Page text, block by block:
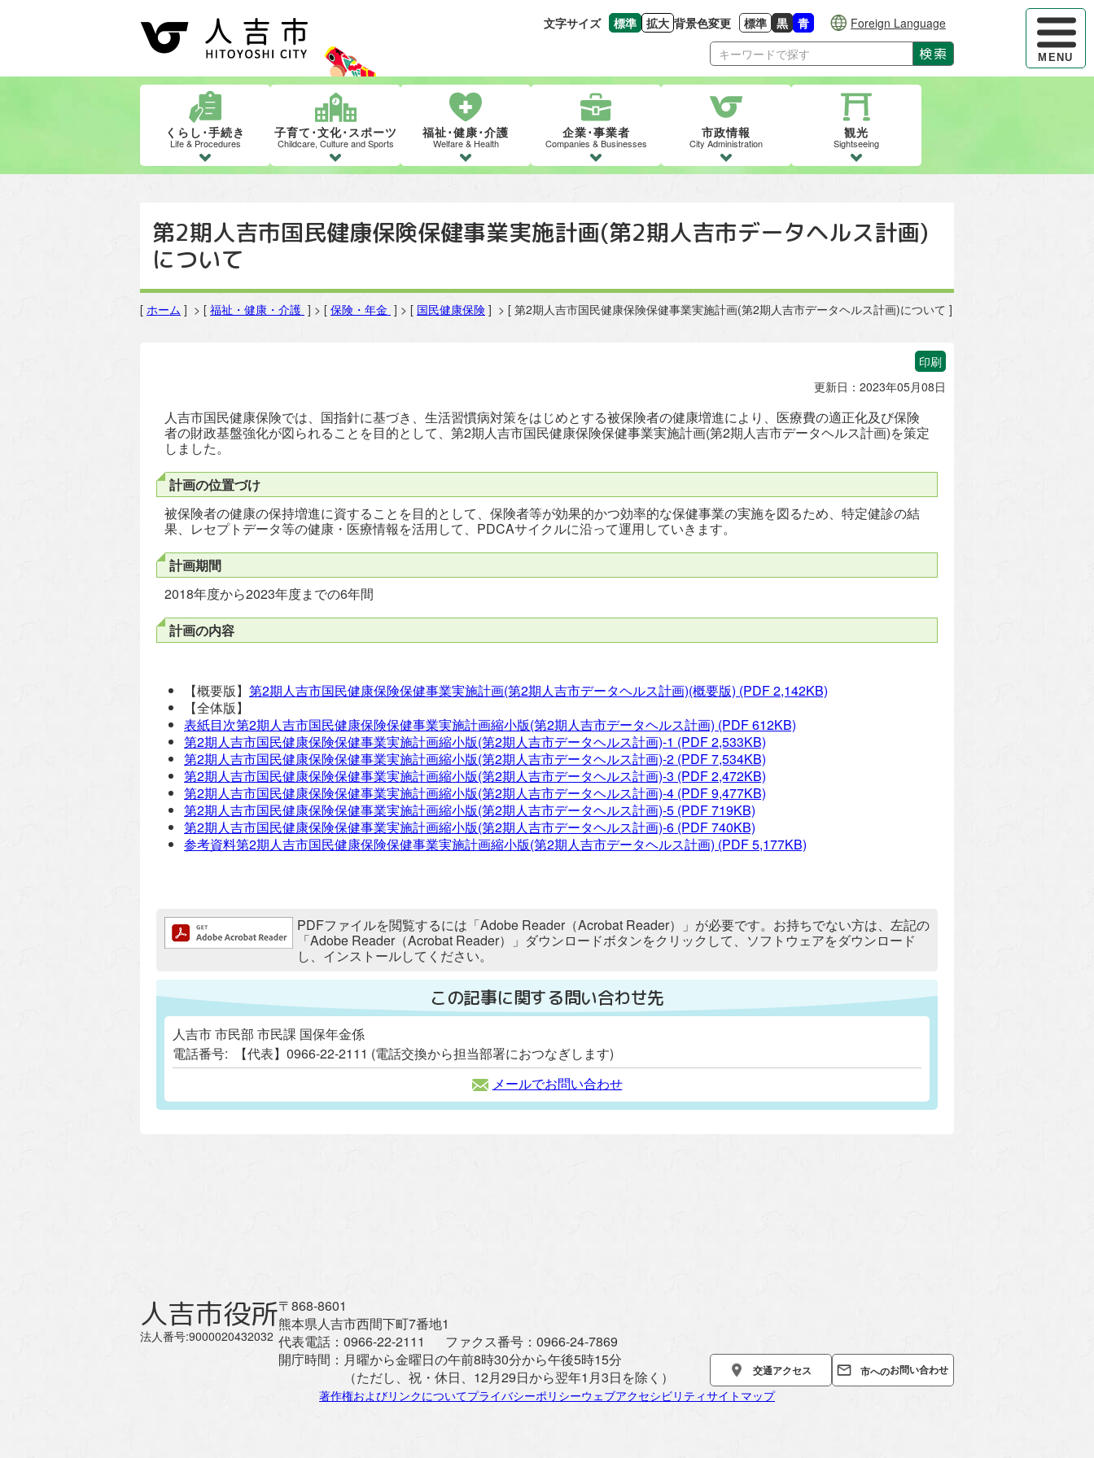
ハンバー
MENU
文字サイズ 標準
文字の大きさをもとの大きさに戻す
拡大
文字を大きくする
背景色変更 標準
背景色の変更：白
黒
背景色の変更：黒
青
背景色の変更：青
Foreign Language
検索
くらし･手続き
Life & Procedures
子育て･文化･スポーツ
Childcare, Culture and Sports
福祉･健康･介護
Welfare & Health
企業･事業者
Companies & Businesses
市政情報
City Administration
観光
Sightseeing
第2期人吉市国民健康保険保健事業実施計画(第2期人吉市データヘルス計画)
について
[ ホーム ] > [ 福祉・健康・介護 ] > [ 保険・年金 ] > [ 国民健康保険 ] > [ 第2期人吉市国民健康保険保健事業実施計画(第2期人吉市データヘルス計画)について ]
印刷
更新日：2023年05月08日
人吉市国民健康保険では、国指針に基づき、生活習慣病対策をはじめとする被保険者の健康増進により、医療費の適正化及び保険
者の財政基盤強化が図られることを目的として、第2期人吉市国民健康保険保健事業実施計画(第2期人吉市データヘルス計画)を策定
しました。
計画の位置づけ
被保険者の健康の保持増進に資することを目的として、保険者等が効果的かつ効率的な保健事業の実施を図るため、特定健診の結
果、レセプトデータ等の健康・医療情報を活用して、PDCAサイクルに沿って運用していきます。
計画期間
2018年度から2023年度までの6年間
計画の内容
【概要版】 第2期人吉市国民健康保険保健事業実施計画(第2期人吉市データヘルス計画)(概要版) (PDF 2,142KB)
【全体版】
表紙目次第2期人吉市国民健康保険保健事業実施計画縮小版(第2期人吉市データヘルス計画) (PDF 612KB)
第2期人吉市国民健康保険保健事業実施計画縮小版(第2期人吉市データヘルス計画)-1 (PDF 2,533KB)
第2期人吉市国民健康保険保健事業実施計画縮小版(第2期人吉市データヘルス計画)-2 (PDF 7,534KB)
第2期人吉市国民健康保険保健事業実施計画縮小版(第2期人吉市データヘルス計画)-3 (PDF 2,472KB)
第2期人吉市国民健康保険保健事業実施計画縮小版(第2期人吉市データヘルス計画)-4 (PDF 9,477KB)
第2期人吉市国民健康保険保健事業実施計画縮小版(第2期人吉市データヘルス計画)-5 (PDF 719KB)
第2期人吉市国民健康保険保健事業実施計画縮小版(第2期人吉市データヘルス計画)-6 (PDF 740KB)
参考資料第2期人吉市国民健康保険保健事業実施計画縮小版(第2期人吉市データヘルス計画) (PDF 5,177KB)
追加情報：PDFファイルPDFファイルを閲覧するには「Adobe Reader（Acrobat Reader）」が必要です。お持ちでない方は、左記の
「Adobe Reader（Acrobat Reader）」ダウンロードボタンをクリックして、ソフトウェアをダウンロード
し、インストールしてください。
この記事に関する問い合わせ先
人吉市 市民部 市民課 国保年金係
電話番号:
【代表】0966-22-2111 (電話交換から担当部署におつなぎします)
メールでお問い合わせ
人吉市役所
法人番号:9000020432032
〒868-8601
熊本県人吉市西間下町7番地1
代表電話： 0966-22-2111 ファクス番号： 0966-24-7869
開庁時間： 月曜から金曜日の午前8時30分から午後5時15分
（ただし、祝・休日、12月29日から翌年1月3日を除く）
交通アクセス 市へのお問い合わせ
著作権およびリンクについてプライバシーポリシーウェブアクセシビリティサイトマップ